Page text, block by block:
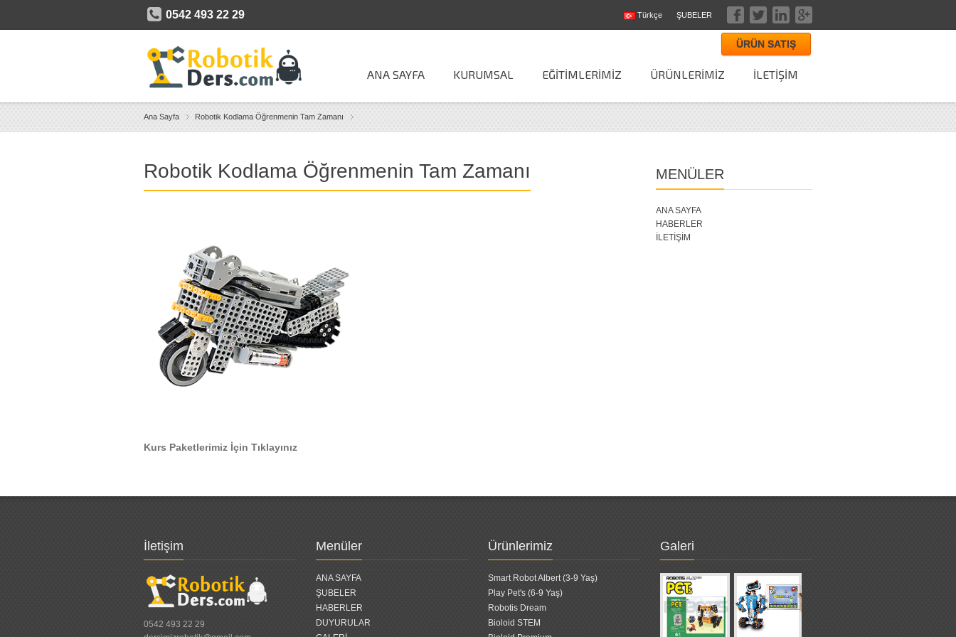
0542 493 22 29 Türkçe ŞUBELER
ÜRÜN SATIŞ
ANA SAYFA KURUMSAL EĞİTİMLERİMİZ ÜRÜNLERİMİZ İLETİŞİM
Ana Sayfa Robotik Kodlama Öğrenmenin Tam Zamanı
Robotik Kodlama Öğrenmenin Tam Zamanı
Kurs Paketlerimiz İçin Tıklayınız
MENÜLER
ANA SAYFA
HABERLER
İLETİŞİM
İletişim
0542 493 22 29
Menüler
ANA SAYFA
ŞUBELER
HABERLER
DUYURULAR
Ürünlerimiz
Smart Robot Albert (3-9 Yaş)
Play Pet's (6-9 Yaş)
Robotis Dream
Bioloid STEM
Galeri